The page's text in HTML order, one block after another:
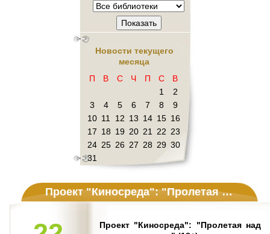
Показать
Новости текущего
месяца
П
В С Ч П С
В
1
2
3
4 5 6 7 8
9
10 11 12 13 14 15 16
17 18 19 20 21 22 23
24 25 26 27 28 29 30
31
Проект "Киносреда": "Пролетая над гнездом кукушки" (18+)
Проект "Киносреда": "Пролетая над